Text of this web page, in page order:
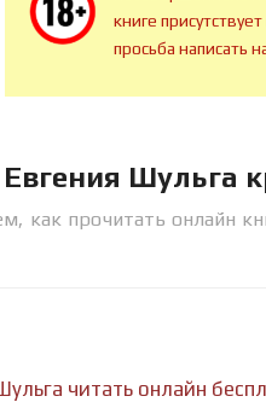
книге
просьба написать
Шульга
как прочитать онлайн
читать онлайн